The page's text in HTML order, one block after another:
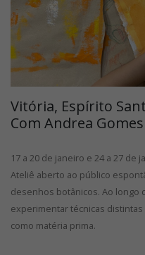
Vitória, Espírito
Com Andrea Gomes
17 a 20 de janeiro e 24 a 27 de
Ateliê aberto ao público
desenhos botânicos. Ao longo
experimentar técnicas
como matéria prima.